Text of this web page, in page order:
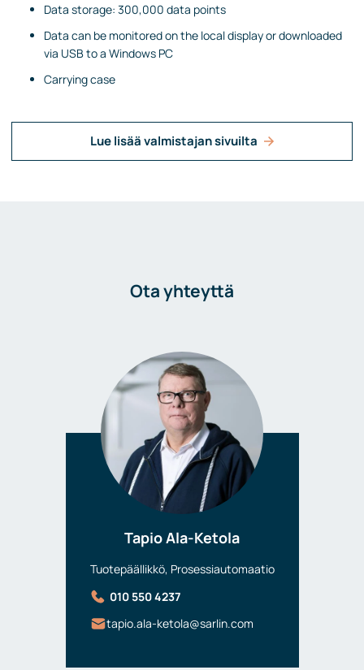
Data storage: 300,000 data points
Data can be monitored on the local display or downloaded
via USB to a Windows PC
Carrying case
Lue lisää valmistajan sivuilta
Ota yhteyttä
Tapio Ala-Ketola
Tuotepäällikkö, Prosessiautomaatio
010 550 4237
tapio.ala-ketola@sarlin.com